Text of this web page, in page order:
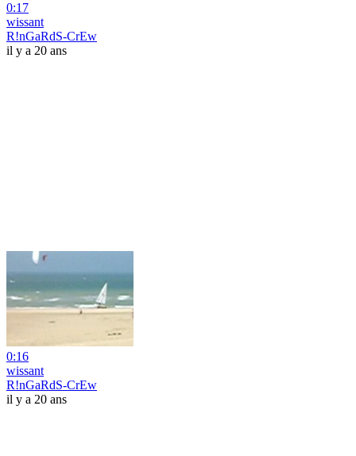
0:17
wissant
R!nGaRdS-CrEw
il y a 20 ans
0:16
wissant
R!nGaRdS-CrEw
il y a 20 ans